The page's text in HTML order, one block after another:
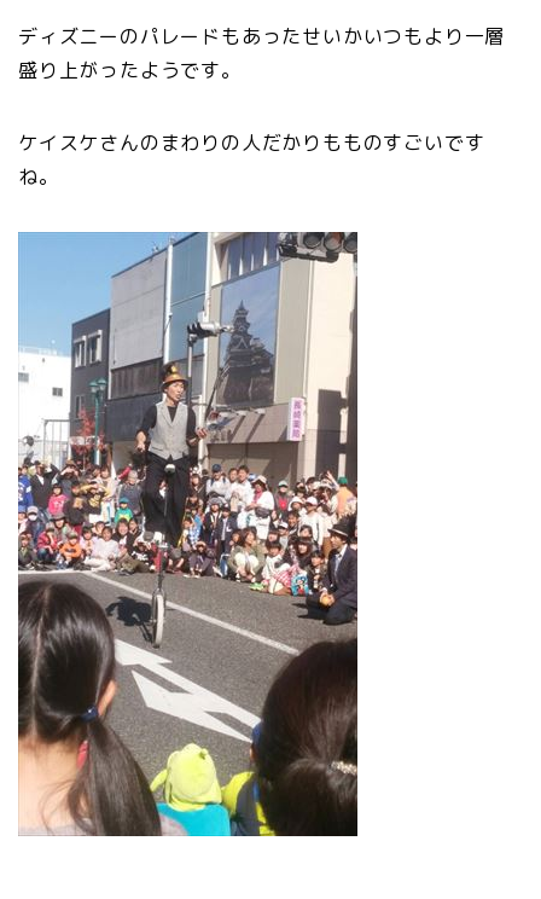
ディズニーのパレードもあったせいかいつもより一層
盛り上がったようです。
ケイスケさんのまわりの人だかりもものすごいです
ね。